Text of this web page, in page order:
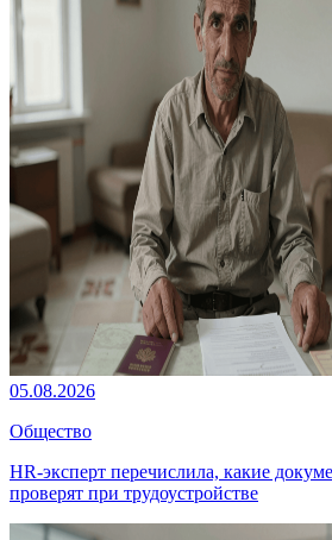
05.08.2026
Общество
HR-эксперт перечислила, какие
проверят при трудоустройстве